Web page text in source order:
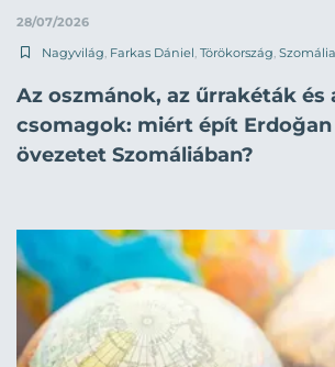
28/07/2026
Nagyvilág, Farkas Dániel, Törökország, Szomália
Az oszmánok, az űrrakéták és
csomagok: miért épít
övezetet Szomáliában?